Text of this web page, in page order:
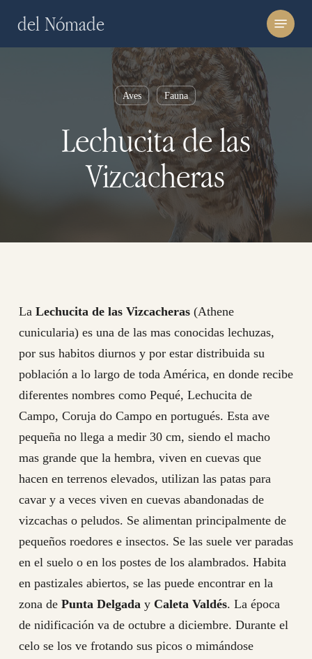
del Nómade Menu
Aves Fauna
Lechucita de las
Vizcacheras
La Lechucita de las Vizcacheras(Athene
cunicularia) es una de las mas conocidas lechuzas,
por sus habitos diurnos y por estar distribuida su
población a lo largo de toda América, en donde recibe
diferentes nombres como Pequé, Lechucita de
Campo, Coruja do Campo en portugués. Esta ave
pequeña no llega a medir 30 cm, siendo el macho
mas grande que la hembra, viven en cuevas que
hacen en terrenos elevados, utilizan las patas para
cavar y a veces viven en cuevas abandonadas de
vizcachas o peludos. Se alimentan principalmente de
pequeños roedores e insectos. Se las suele ver paradas
en el suelo o en los postes de los alambrados. Habita
en pastizales abiertos, se las puede encontrar en la
zona de Punta Delgaday Caleta Valdés. La época
de nidificación va de octubre a diciembre. Durante el
celo se los ve frotando sus picos o mimándose